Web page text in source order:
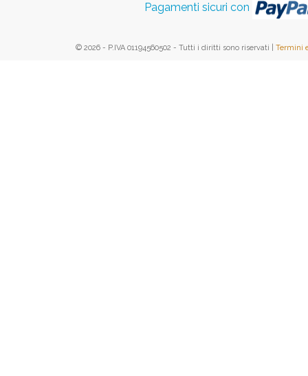
Pagamenti sicuri con
© 2026 - P.IVA 01194560502 - Tutti i diritti sono riservati | Termini